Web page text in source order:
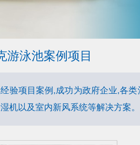
游泳池案例项目
验项目案例,成功为政府企业,各
机以及室内新风系统等解决方案。